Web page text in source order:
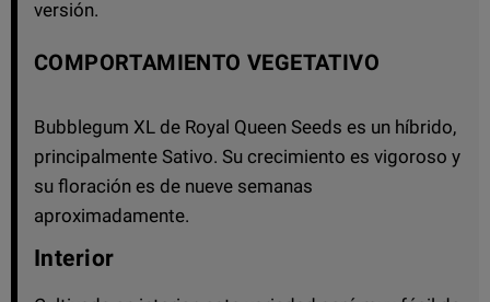
versión.
COMPORTAMIENTO VEGETATIVO
Bubblegum XL de Royal Queen Seeds es un híbrido,
principalmente Sativo. Su crecimiento es vigoroso y
su floración es de nueve semanas
aproximadamente.
Interior